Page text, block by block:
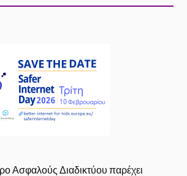
Ασφαλούς Διαδικτύου παρέχει